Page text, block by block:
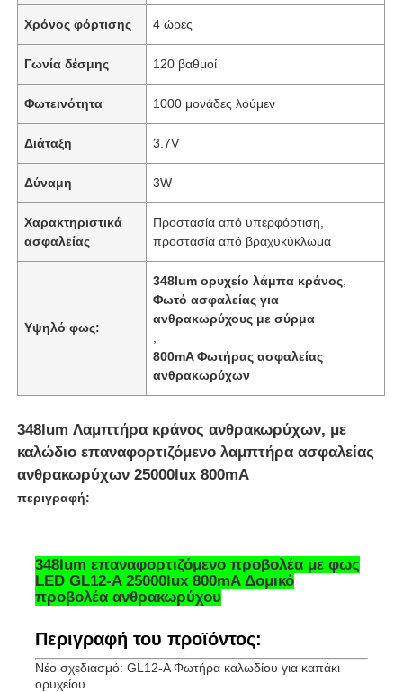
Αρχική Σελίδα
Χρόνος φόρτισης 4 ώρες
Γωνία δέσμης 120 βαθμοί
Φωτεινότητα 1000 μονάδες λούμεν
Διάταξη 3.7V
Δύναμη 3W
Χαρακτηριστικά
ασφαλείας
Προστασία από υπερφόρτιση,
προστασία από βραχυκύκλωμα
Υψηλό φως:
348lum ορυχείο λάμπα κράνος
Φωτό ασφαλείας για
ανθρακωρύχους με σύρμα
800mA Φωτήρας ασφαλείας
ανθρακωρύχων
348lum Λαμπτήρα κράνος ανθρακωρύχων, με
καλώδιο επαναφορτιζόμενο λαμπτήρα ασφαλείας
ανθρακωρύχων 25000lux 800mA
περιγραφή:
348lum επαναφορτιζόμενο προβολέα με φως
LED GL12-A 25000lux 800mA Δομικό
προβολέα ανθρακωρύχου
Περιγραφή του προϊόντος:
Νέο σχεδιασμό: GL12-A Φωτήρα καλωδίου για καπάκι
ορυχείου